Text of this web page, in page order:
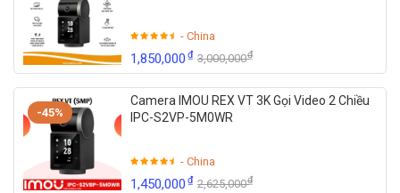
- China
1,850,000₫ 3,000,000₫
-45%
Camera IMOU REX VT 3K Gọi Video 2 Chiều
IPC-S2VP-5M0WR
- China
1,450,000₫ 2,625,000₫